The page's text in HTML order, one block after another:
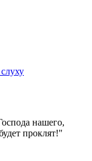
нашего,
проклят!"